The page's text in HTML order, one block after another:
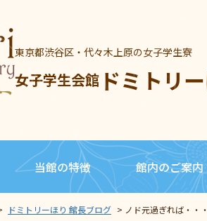
東京都渋谷区・代々木上原の女子学生寮
女子学生会館 ドミトリ
当館の特徴 館内のご案内
ドミトリーほり 館長ブログ > ノド元過ぎれば・・